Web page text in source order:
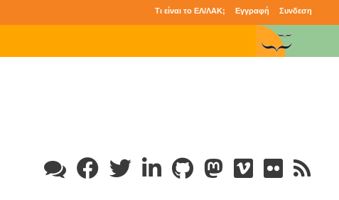
Τι είναι το ΕΛ/ΛΑΚ; Εγγραφή Συνδεση